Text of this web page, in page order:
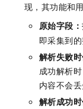
现，其功能和
原始字段：
即采集到的
解析失败
成功解析
内容不会
解析成功